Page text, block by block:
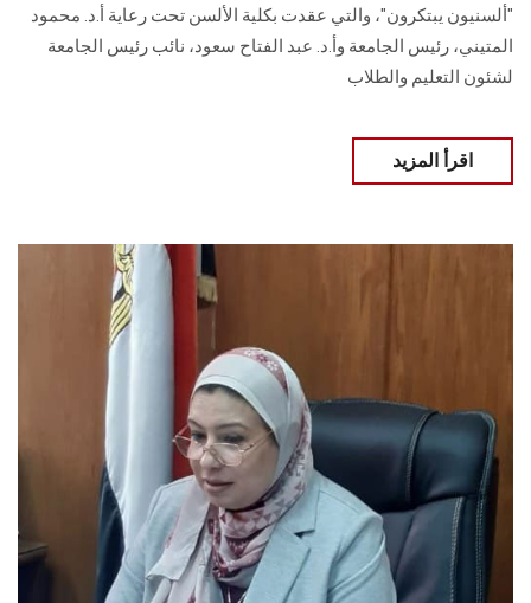
"ألسنيون يبتكرون"، والتي عقدت بكلية الألسن تحت رعاية أ.د. محمود
المتيني، رئيس الجامعة وأ.د. عبد الفتاح سعود، نائب رئيس الجامعة
لشئون التعليم والطلاب
اقرأ المزيد